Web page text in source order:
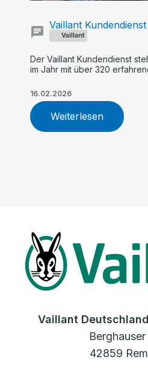
Vaillant
Vaillant Kundendienst
Der Vaillant Kundendienst
im Jahr mit über 320
TÜV-zertifiziertem Service,
Wartung und fachgerechter
Heizungsanlage.
16.02.2026
Weiterlesen
Vaillant Deutschland
42859